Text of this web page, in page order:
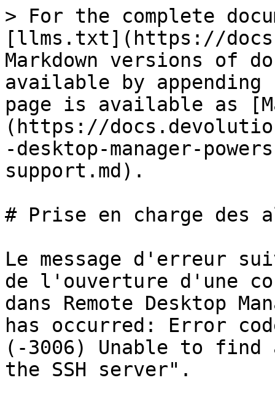
> For the complete
[llms.txt](https://
Markdown versions of
available by
page is available as
(https://
-desktop-manager-
support.md).
# Prise en charge des
Le message d'erreur
de l'ouverture d'une
dans Remote Desktop
has occurred: Error code
(-3006) Unable to find
the SSH server".